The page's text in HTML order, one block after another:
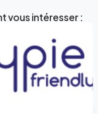
vous intéresser :